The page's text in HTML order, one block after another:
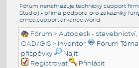
Fórum nenahrazuje technický support
Studio) - přímá podpora pro zákazníky
emea.support.arkance.world
Fórum >Autodesk - stavebnictví,
CAD/GIS > Inventor Fórum
příspěvky
Najít
Registrovat
Přihlásit